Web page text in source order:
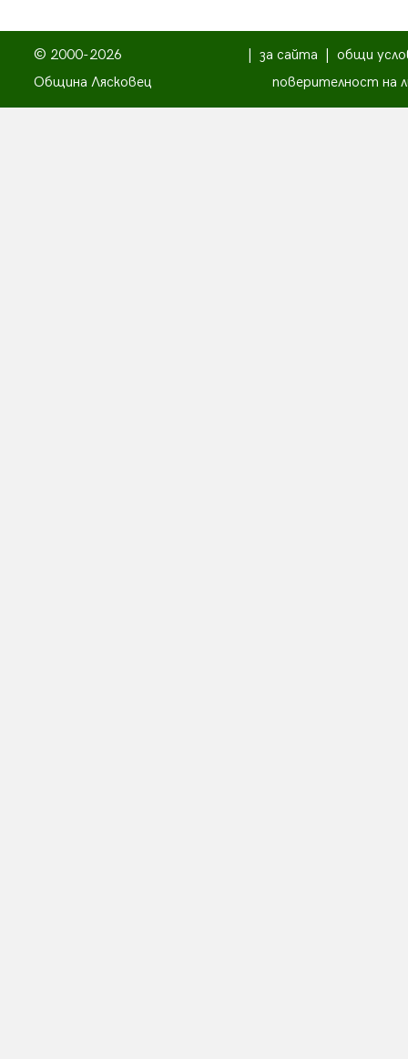
© 2000-2026
Община Лясковец
за сайта
общи
поверителност на